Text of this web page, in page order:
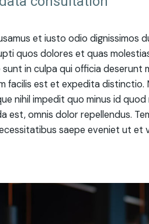
et iusto odio dignissimos
quos dolores et quas
in culpa qui officia deserunt
facilis est et expedita
nihil impedit quo minus id
est, omnis dolor repellendus.
saepe eveniet ut